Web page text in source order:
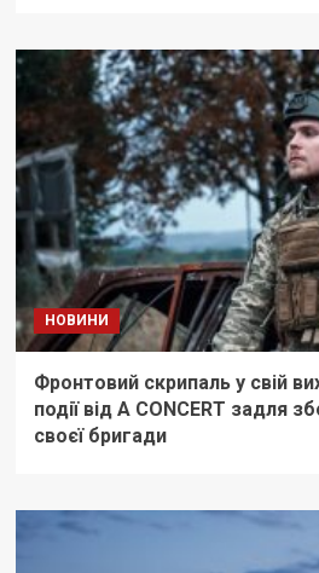
НОВИНИ
Фронтовий скрипаль у свій
події від A CONCERT задля
своєї бригади